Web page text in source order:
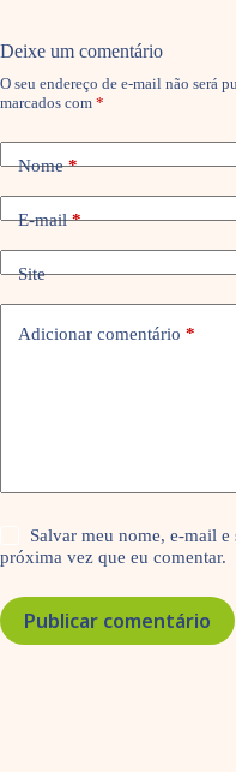
Deixe um comentário
O seu endereço de e-mail não será
marcados com *
Nome*
E-mail*
Site
Adicionar comentário *
Salvar meu nome, e-mail e
próxima vez que eu comentar.
Publicar comentário